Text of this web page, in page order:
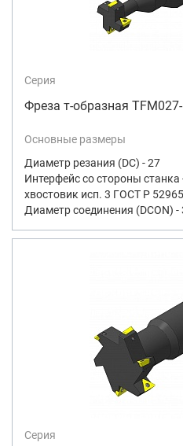
Серия
Фреза т-образная
Основные размеры
Диаметр резания (DC) - 27
Интерфейс со стороны
хвостовик исп. 3 ГОСТ Р
Диаметр соединения (DCON) -
Серия